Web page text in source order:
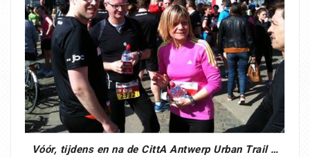
Vóór, tijdens en na de CittA Antwerp Urban Trail …